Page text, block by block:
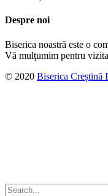
Despre noi
Biserica noastră este o
Vă mulţumim pentru
© 2020 Biserica Creștină